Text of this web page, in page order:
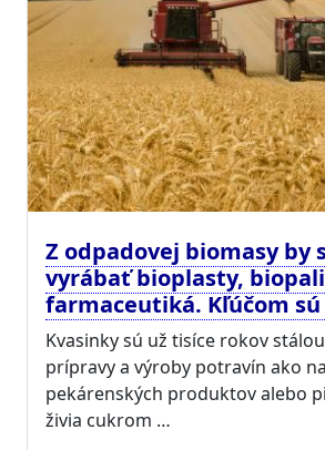
Z odpadovej biomasy by
vyrábať bioplasty,
farmaceutiká. Kľúčom
Kvasinky sú už tisíce rokov
prípravy a výroby potravín ako
pekárenských produktov alebo
živia cukrom …